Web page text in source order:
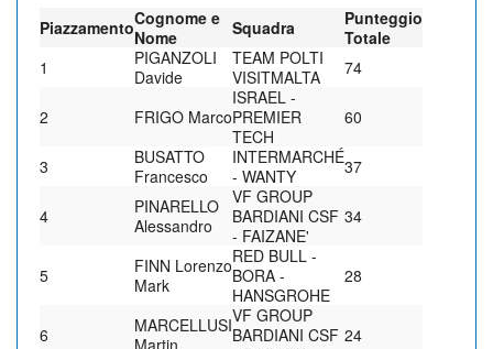
PiazzamentoCognome e
Nome
Squadra
Punteggio
Totale
1
PIGANZOLI
Davide
TEAM POLTI
VISITMALTA
74
2 FRIGO Marco
ISRAEL -
PREMIER
TECH
60
3
BUSATTO
Francesco
INTERMARCHÉ
- WANTY
37
4
PINARELLO
Alessandro
VF GROUP
BARDIANI CSF
- FAIZANE'
34
5
FINN Lorenzo
Mark
RED BULL -
BORA -
HANSGROHE
28
6
MARCELLUSI
Martin
VF GROUP
BARDIANI CSF 24